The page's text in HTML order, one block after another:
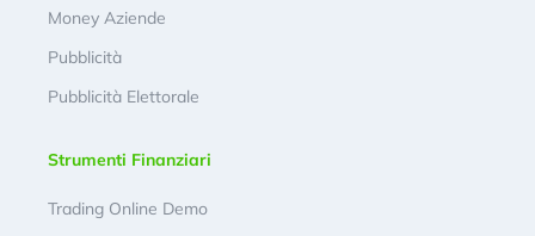
Money Aziende
Pubblicità
Pubblicità Elettorale
Strumenti Finanziari
Trading Online Demo